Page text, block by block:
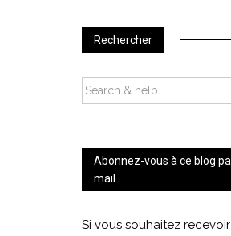
Rechercher
SEARCH
FOR:
Abonnez-vous à ce blog
mail.
Si vous souhaitez